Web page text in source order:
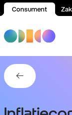
Consument
Terug naar Je